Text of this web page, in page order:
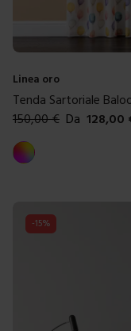
Linea oro
Tenda Sartoriale
150,00€ Da 128,00
Colori disponibili
Multicolore
-15%